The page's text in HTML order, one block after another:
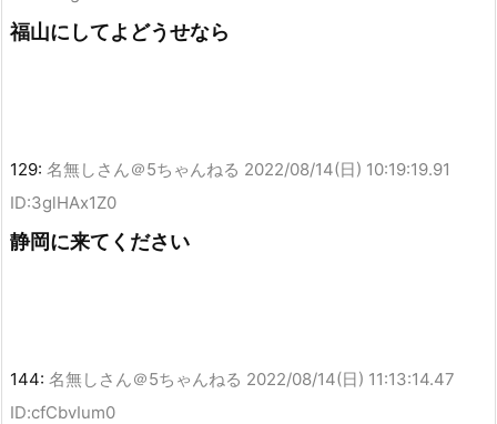
福山にしてよどうせなら
129: 名無しさん＠5ちゃんねる 2022/08/14(日) 10:19:19.91
ID:3glHAx1Z0
静岡に来てください
144: 名無しさん＠5ちゃんねる 2022/08/14(日) 11:13:14.47
ID:cfCbvIum0